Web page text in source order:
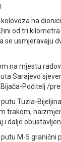
na
od tri
se usmjeravaju
na mjestu
Sarajevo
Počitelj /
Tuzla-
trakom,
i dalje obustavljen.
M-5 granični